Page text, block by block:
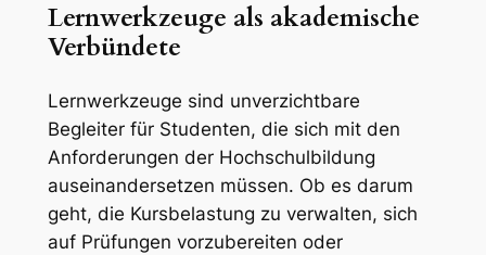
Lernwerkzeuge als akademische
Verbündete
Lernwerkzeuge sind unverzichtbare
Begleiter für Studenten, die sich mit den
Anforderungen der Hochschulbildung
auseinandersetzen müssen. Ob es darum
geht, die Kursbelastung zu verwalten, sich
auf Prüfungen vorzubereiten oder